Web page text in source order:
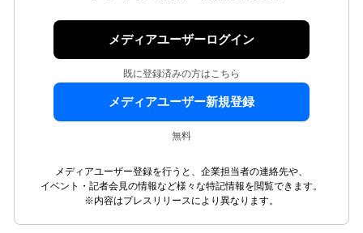
メディアユーザーログイン
既に登録済みの方はこちら
メディアユーザー新規登録
無料
メディアユーザー登録を行うと、企業担当者の連絡先や、
イベント・記者会見の情報など様々な特記情報を閲覧できます。
※内容はプレスリリースにより異なります。